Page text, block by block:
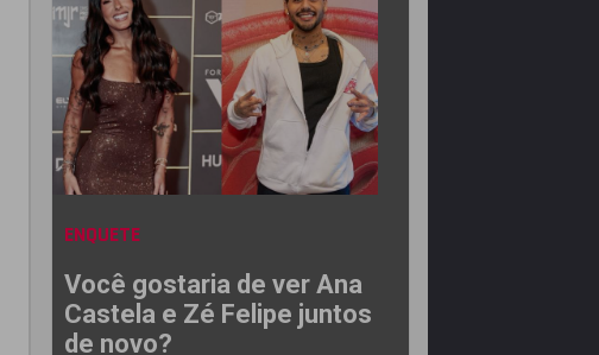
ENQUETE
Você gostaria de ver Ana
Castela e Zé Felipe juntos
de novo?